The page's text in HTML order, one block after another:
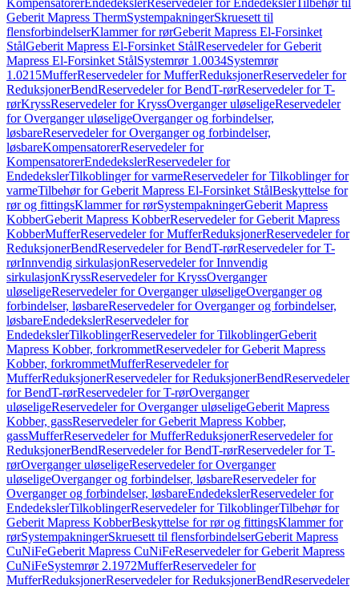
KompensatorerEndedekslerReservedeler for EndedekslerTilbehør til
Geberit Mapress ThermSystempakningerSkruesett til
flensforbindelserKlammer for rørGeberit Mapress El-Forsinket
StålGeberit Mapress El-Forsinket StålReservedeler for Geberit
Mapress El-Forsinket StålSystemrør 1.0034Systemrør
1.0215MufferReservedeler for MufferReduksjonerReservedeler for
ReduksjonerBendReservedeler for BendT-rørReservedeler for T-
rørKryssReservedeler for KryssOverganger uløseligeReservedeler
for Overganger uløseligeOverganger og forbindelser,
løsbareReservedeler for Overganger og forbindelser,
løsbareKompensatorerReservedeler for
KompensatorerEndedekslerReservedeler for
EndedekslerTilkoblinger for varmeReservedeler for Tilkoblinger for
varmeTilbehør for Geberit Mapress El-Forsinket StålBeskyttelse for
rør og fittingsKlammer for rørSystempakningerGeberit Mapress
KobberGeberit Mapress KobberReservedeler for Geberit Mapress
KobberMufferReservedeler for MufferReduksjonerReservedeler for
ReduksjonerBendReservedeler for BendT-rørReservedeler for T-
rørInnvendig sirkulasjonReservedeler for Innvendig
sirkulasjonKryssReservedeler for KryssOverganger
uløseligeReservedeler for Overganger uløseligeOverganger og
forbindelser, løsbareReservedeler for Overganger og forbindelser,
løsbareEndedekslerReservedeler for
EndedekslerTilkoblingerReservedeler for TilkoblingerGeberit
Mapress Kobber, forkrommetReservedeler for Geberit Mapress
Kobber, forkrommetMufferReservedeler for
MufferReduksjonerReservedeler for ReduksjonerBendReservedeler
for BendT-rørReservedeler for T-rørOverganger
uløseligeReservedeler for Overganger uløseligeGeberit Mapress
Kobber, gassReservedeler for Geberit Mapress Kobber,
gassMufferReservedeler for MufferReduksjonerReservedeler for
ReduksjonerBendReservedeler for BendT-rørReservedeler for T-
rørOverganger uløseligeReservedeler for Overganger
uløseligeOverganger og forbindelser, løsbareReservedeler for
Overganger og forbindelser, løsbareEndedekslerReservedeler for
EndedekslerTilkoblingerReservedeler for TilkoblingerTilbehør for
Geberit Mapress KobberBeskyttelse for rør og fittingsKlammer for
rørSystempakningerSkruesett til flensforbindelserGeberit Mapress
CuNiFeGeberit Mapress CuNiFeReservedeler for Geberit Mapress
CuNiFeSystemrør 2.1972MufferReservedeler for
MufferReduksjonerReservedeler for ReduksjonerBendReservedeler